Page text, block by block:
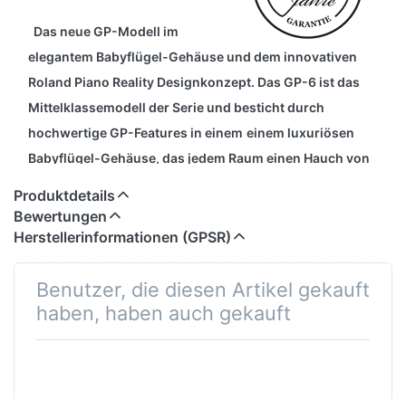
Das neue GP-Modell im
elegantem Babyflügel-Gehäuse und dem innovativen
Roland Piano Reality Designkonzept. Das GP-6 ist das
Mittelklassemodell der Serie und besticht durch
hochwertige GP-Features in einem einem luxuriösen
Babyflügel-Gehäuse, das jedem Raum einen Hauch von
Mit seinen eleganten Rundungen und fein gearbeiteten
Details entfaltet es die unvergleichliche Präsenz eines
edlen akustischen Flügels. Im Inneren sorgen innovative
Technologien für die optimale Kombination aus Haptik,
Klang und Klangwiedergabe. Darüber hinaus profitieren
Sie von einer breiten Palette zeitgemäßer Funktionen, die
Produktdetails
Bewertungen
Herstellerinformationen (GPSR)
Benutzer, die diesen Artikel gekauft
haben, haben auch gekauft